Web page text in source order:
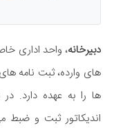
دبیرخانه، واحد اداری
های وارده، ثبت نامه
ها را به عهده دارد. در
اندیکاتور ثبت و ضبط